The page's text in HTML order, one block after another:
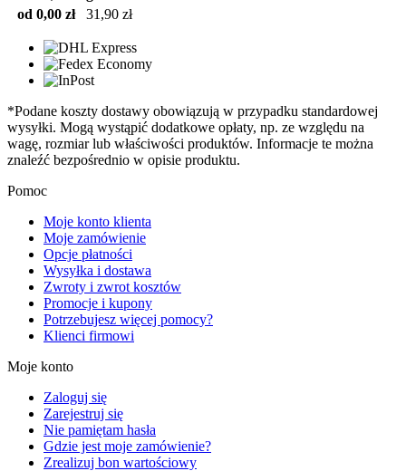
od 0,00 zł
31,90 zł
*Podane koszty dostawy obowiązują w przypadku standardowej
wysyłki. Mogą wystąpić dodatkowe opłaty, np. ze względu na
wagę, rozmiar lub właściwości produktów. Informacje te można
znaleźć bezpośrednio w opisie produktu.
Pomoc
Moje konto klienta
Moje zamówienie
Opcje płatności
Wysyłka i dostawa
Zwroty i zwrot kosztów
Promocje i kupony
Potrzebujesz więcej pomocy?
Klienci firmowi
Moje konto
Zaloguj się
Zarejestruj się
Nie pamiętam hasła
Gdzie jest moje zamówienie?
Zrealizuj bon wartościowy